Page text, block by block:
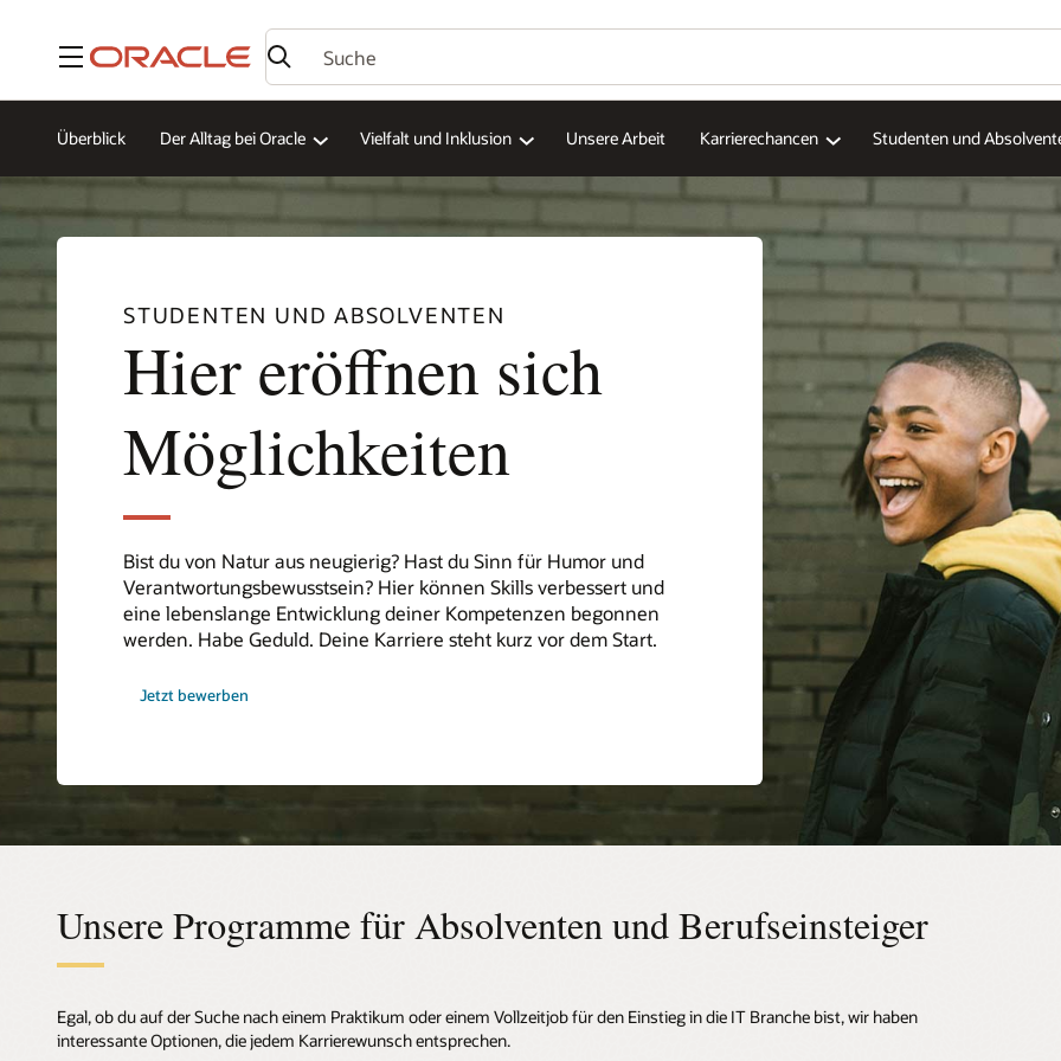
Menü
Überblick Der Alltag bei Oracle Vielfalt und Inklusion Unsere Arbeit Karrierechancen Studenten und
STUDENTEN UND ABSOLVENTEN
Hier eröffnen sich
Möglichkeiten
Bist du von Natur aus neugierig? Hast du Sinn für Humor und
Verantwortungsbewusstsein? Hier können Skills verbessert und
eine lebenslange Entwicklung deiner Kompetenzen begonnen
werden. Habe Geduld. Deine Karriere steht kurz vor dem Start.
Jetzt bewerben
Unsere Programme für Absolventen und Berufseinsteiger
Egal, ob du auf der Suche nach einem Praktikum oder einem Vollzeitjob für den Einstieg in die IT Branche bist, wir haben
interessante Optionen, die jedem Karrierewunsch entsprechen.